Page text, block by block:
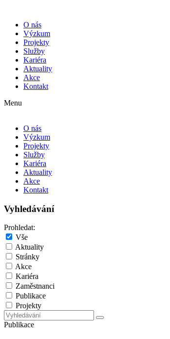
O nás
Výzkum
Projekty
Služby
Kariéra
Aktuality
Akce
Kontakt
Menu
O nás
Výzkum
Projekty
Služby
Kariéra
Aktuality
Akce
Kontakt
Vyhledávání
Prohledat:
Vše
Aktuality
Stránky
Akce
Kariéra
Zaměstnanci
Publikace
Projekty
Publikace